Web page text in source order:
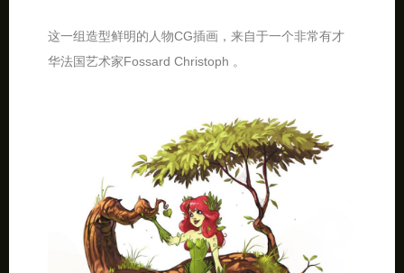
这一组造型鲜明的人物CG插画，来自于一个非常有才
华法国艺术家Fossard Christoph 。